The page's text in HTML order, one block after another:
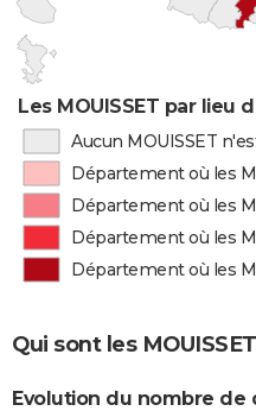
Les MOUISSET par lieu
Aucun MOUISSET
Département où les
Département où les
Département où les
Département où les
Qui sont les
Evolution du nombre de